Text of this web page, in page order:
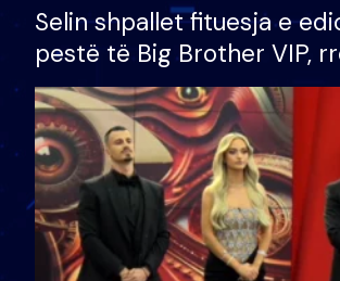
Selin shpallet fituesja e
pestë të Big Brother VIP,
çmimin e madh prej 100